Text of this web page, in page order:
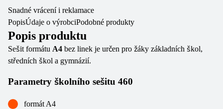
Snadné vrácení i reklamace
PopisÚdaje o výrobciPodobné produkty
Popis produktu
Sešit formátu A4 bez linek je určen pro žáky základních škol,
středních škol a gymnázií.
Parametry školního sešitu 460
formát A4